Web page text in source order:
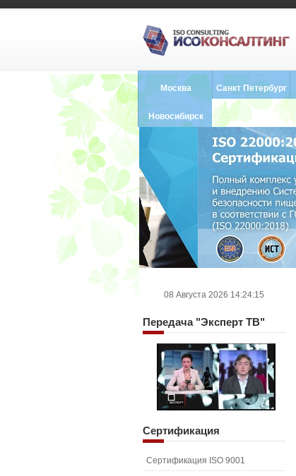
Москва Санкт Петербург
8 (812) 748-2493
Новосибирск
08 Августа 2026 14:24:15
Передача"Эксперт ТВ"
Сертификация
Сертификация ISO 9001